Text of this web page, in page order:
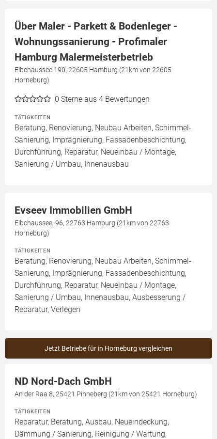
Über Maler - Parkett & Bodenleger -
Wohnungssanierung - Profimaler
Hamburg Malermeisterbetrieb
Elbchaussee 190, 22605 Hamburg (21km von 22605
Horneburg)
0 Sterne aus 4 Bewertungen
TÄTIGKEITEN
Beratung, Renovierung, Neubau Arbeiten, Schimmel-
Sanierung, Imprägnierung, Fassadenbeschichtung,
Durchführung, Reparatur, Neueinbau / Montage,
Sanierung / Umbau, Innenausbau
Evseev Immobilien GmbH
Elbchaussee, 96, 22763 Hamburg (21km von 22763
Horneburg)
TÄTIGKEITEN
Beratung, Renovierung, Neubau Arbeiten, Schimmel-
Sanierung, Imprägnierung, Fassadenbeschichtung,
Durchführung, Reparatur, Neueinbau / Montage,
Sanierung / Umbau, Innenausbau, Ausbesserung /
Reparatur, Verlegen
Jetzt Betriebe für in Horneburg vergleichen
ND Nord-Dach GmbH
An der Raa 8, 25421 Pinneberg (21km von 25421 Horneburg)
TÄTIGKEITEN
Reparatur, Beratung, Ausbau, Neueindeckung,
Dämmung / Sanierung, Reinigung / Wartung,